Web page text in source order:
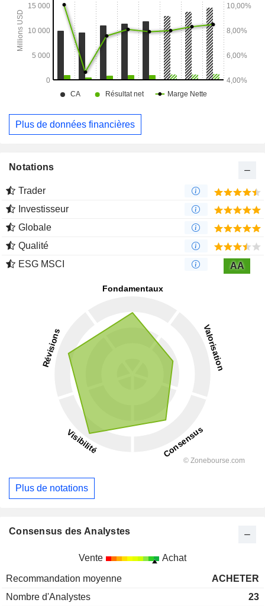
Plus de données financières
Notations
Trader
Investisseur
Globale
Qualité
ESG MSCI
AA
Plus de notations
Consensus des Analystes
Vente Achat
Recommandation moyenne
ACHETER
Nombre d'Analystes
23